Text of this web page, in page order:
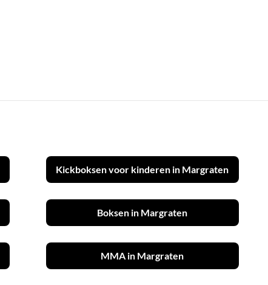
Kickboksen voor kinderen in Margraten
Boksen in Margraten
MMA in Margraten